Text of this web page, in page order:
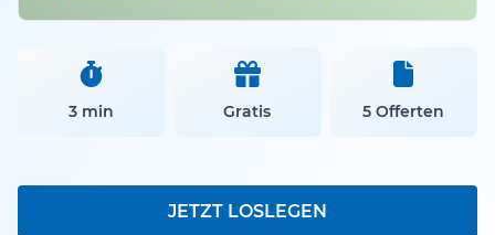
3 min Gratis 5 Offerten
JETZT LOSLEGEN